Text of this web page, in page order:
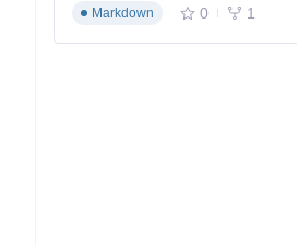
启动故障的故障树分析
Markdown
0 1